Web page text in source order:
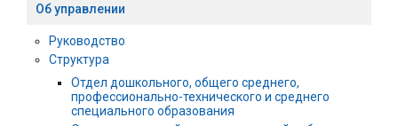
Об управлении
Руководство
Структура
Отдел дошкольного, общего среднего,
профессионально-технического и среднего
специального образования